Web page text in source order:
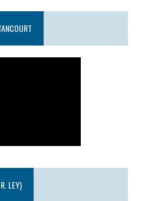
LEY)